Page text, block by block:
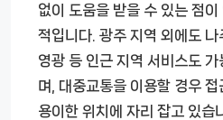
없이 도움을 받을 수 있는 점이
적입니다. 광주 지역 외에도 나
영광 등 인근 지역 서비스도 가
며, 대중교통을 이용할 경우 접
용이한 위치에 자리 잡고 있습